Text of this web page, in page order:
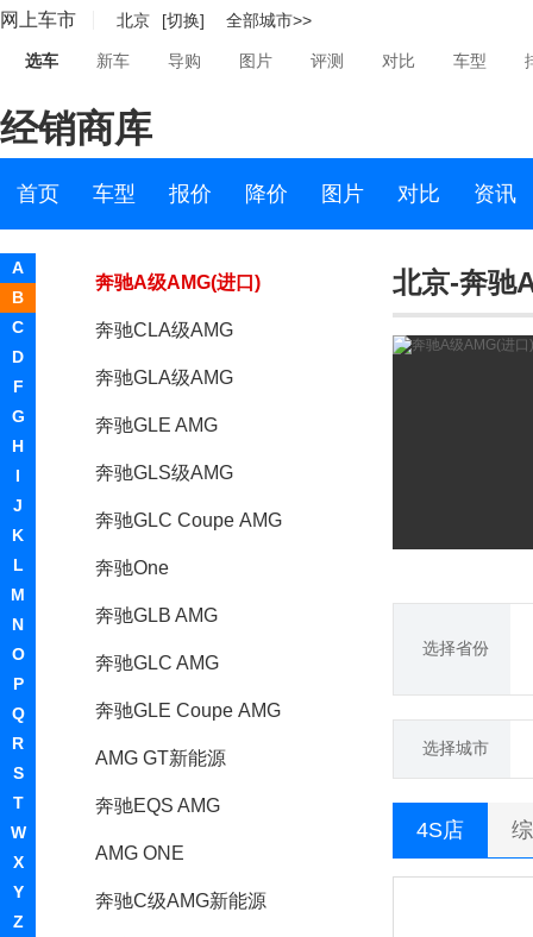
网上车市 北京 [切换] 全部城市>>
选车 新车 导购 图片 评测 对比 车型
经销商库
首页 车型 报价 降价 图片 对比 资讯
A
B
C
D
F
G
H
I
J
K
L
M
N
O
P
Q
R
S
T
W
X
Y
Z
奔驰C级AMG
奔驰G级AMG
奔驰S级AMG
奔驰A级AMG(进口)
奔驰CLA级AMG
奔驰GLA级AMG
奔驰GLE AMG
奔驰GLS级AMG
奔驰GLC Coupe AMG
奔驰One
奔驰GLB AMG
奔驰GLC AMG
奔驰GLE Coupe AMG
AMG GT新能源
奔驰EQS AMG
AMG ONE
奔驰C级AMG新能源
北京-奔驰
选择省份
选择城市
4S店